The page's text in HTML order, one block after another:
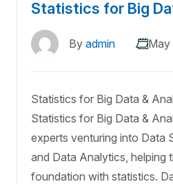
Statistics for Big
By admin May
Statistics for Big Data &
Statistics for Big Data &
experts venturing into Data
and Data Analytics, helping
foundation with statistics.